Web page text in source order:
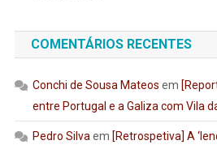
COMENTÁRIOS RECENTES
Conchi de Sousa Mateos em
entre Portugal e a Galiza com Vila
Pedro Silvaem [Retrospetiva] A